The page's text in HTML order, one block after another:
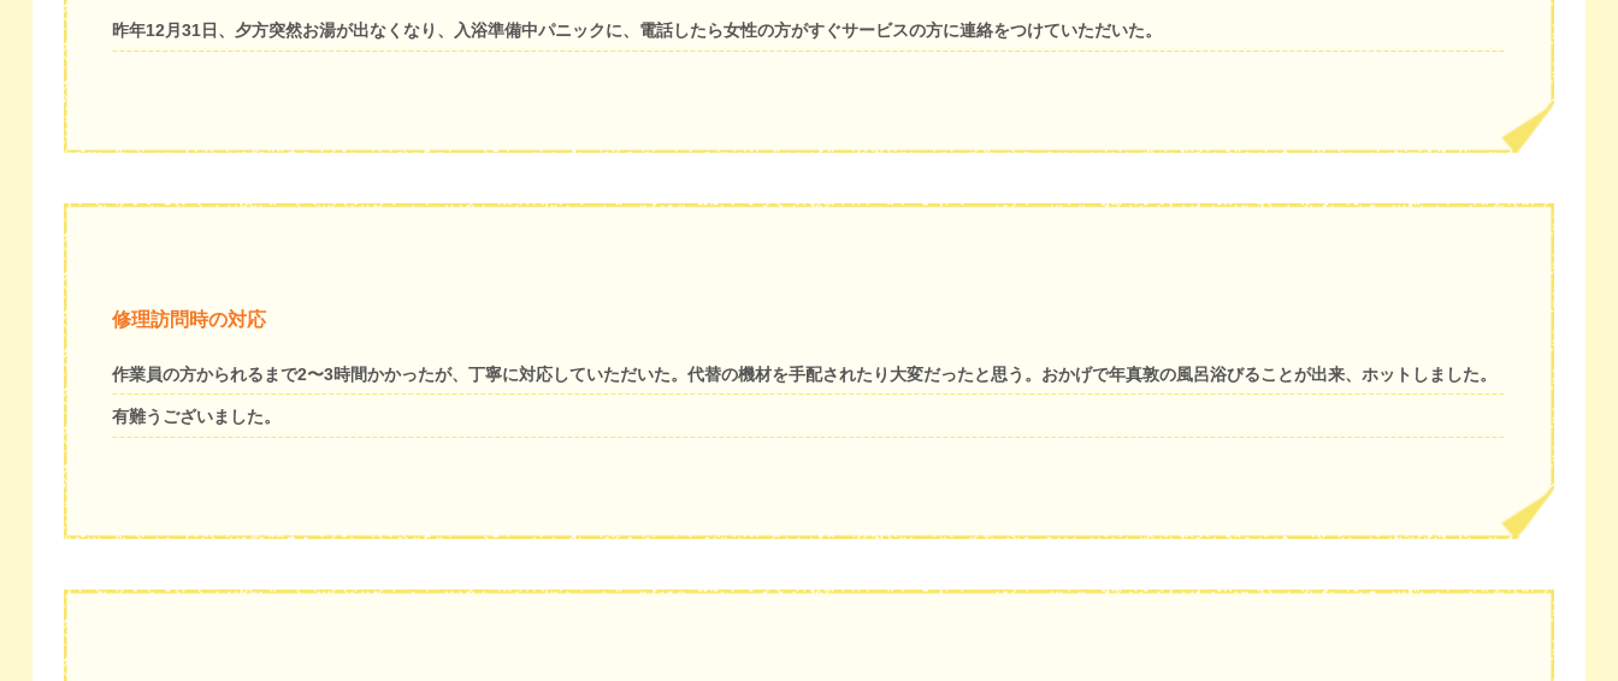
昨年12月31日、夕方突然お湯が出なくなり、入浴準備中パニックに、電話したら女性の方がすぐサービスの方に連絡をつけていただいた。
修理訪問時の対応
作業員の方かられるまで2〜3時間かかったが、丁寧に対応していただいた。代替の機材を手配されたり大変だったと思う。おかげで年真敦の風呂浴びることが出来、ホットしました。
有難うございました。